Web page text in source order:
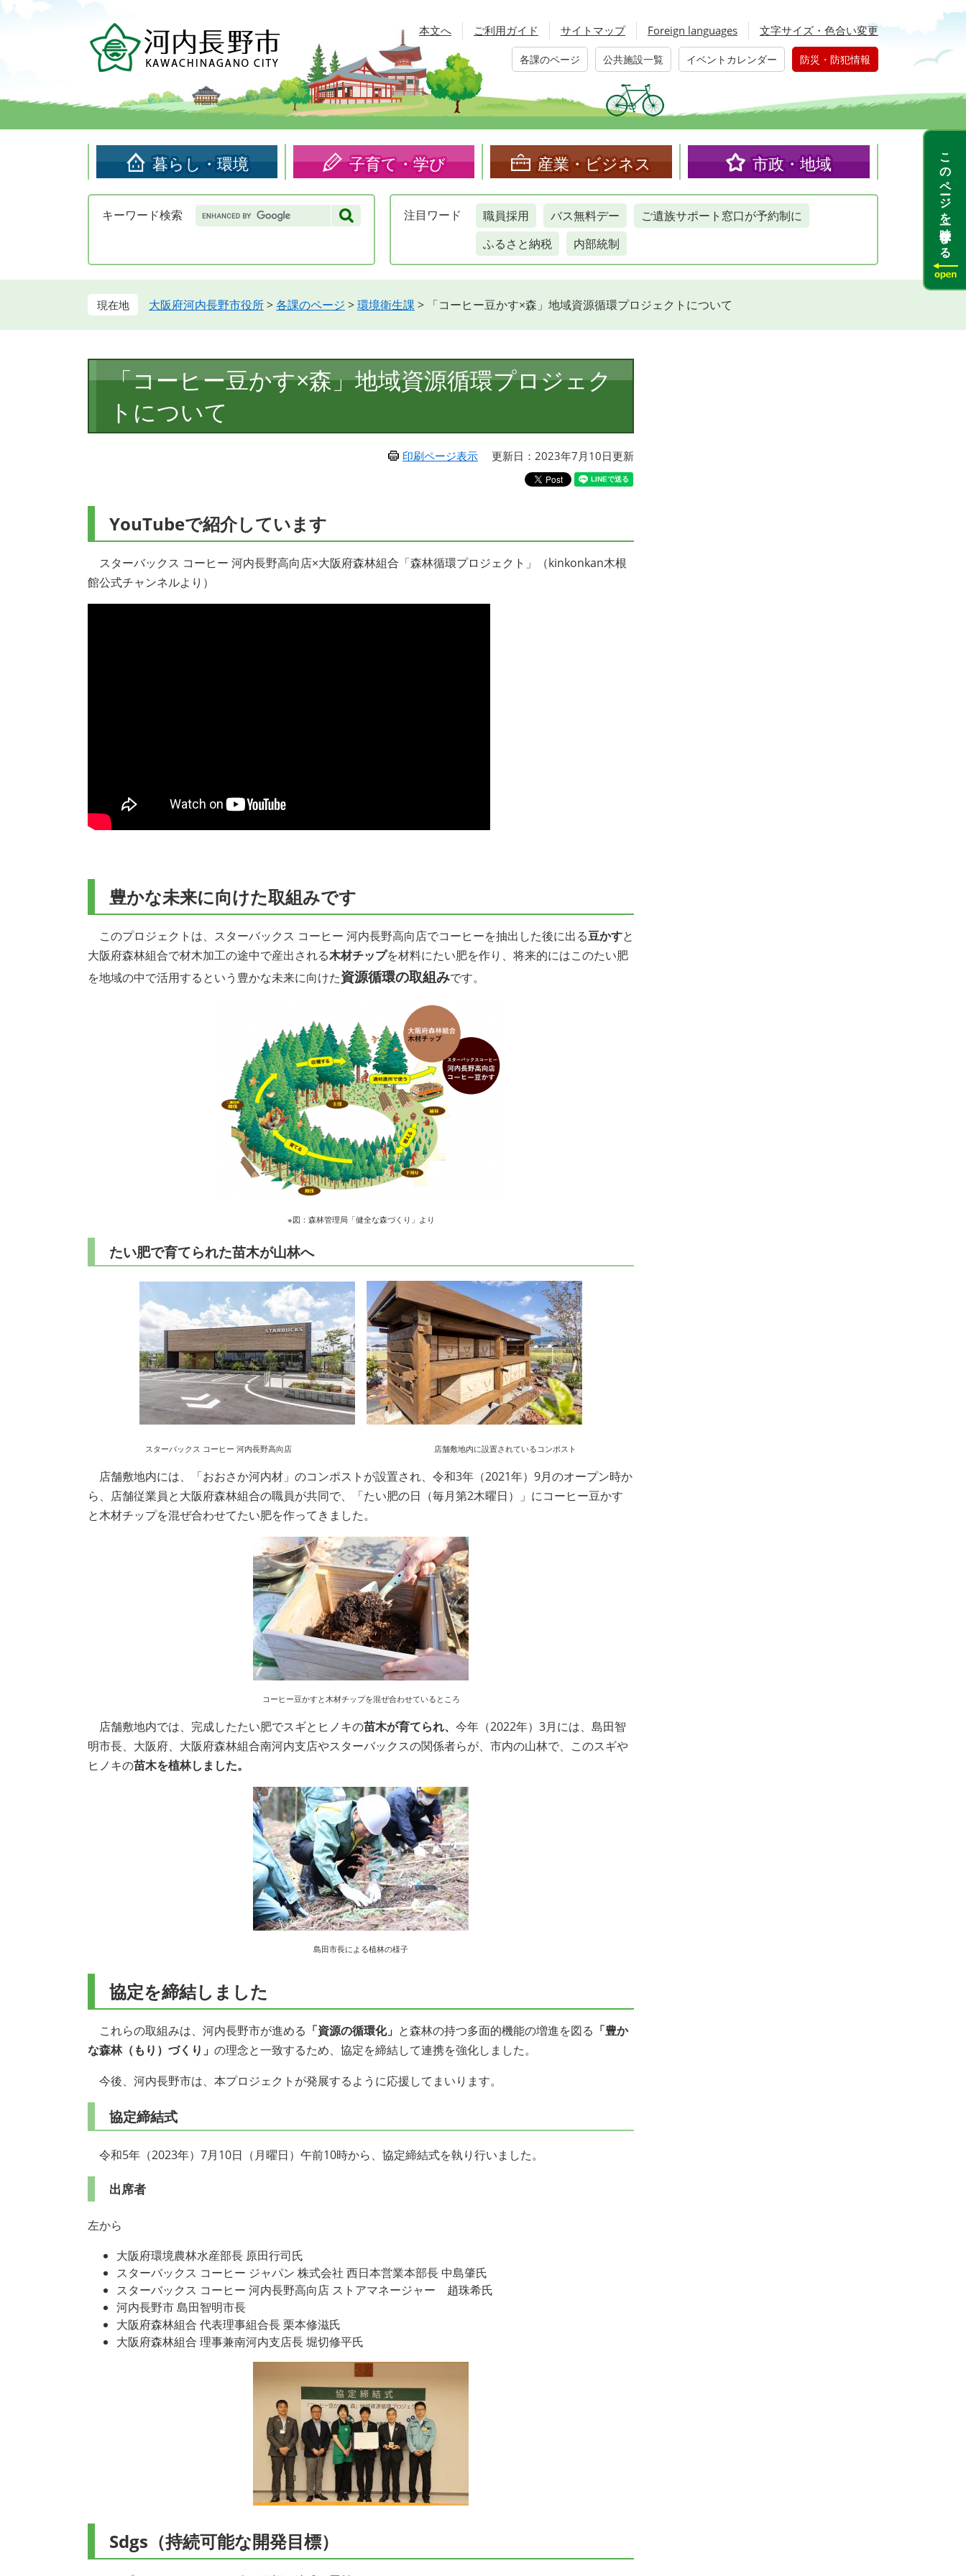
頭
す。
飛
し
本文へ ご利用ガイド サイトマップ Foreign languages 文字サイズ・色合い変更
各課のページ 公共施設一覧 イベントカレンダー 防災・防犯情報
暮らし・環境 子育て・学び 産業・ビジネス 市政・地域
キーワード検索 Google
カ
検
注目 ワード 職員採用 バス無料デー
ご遺族サポート窓口が予約制に
ふるさと納税
内部統制
大阪府河内長野市役所>各課のページ >環境衛生課 > 「コーヒー豆かす×森」地域資源循環プロジェクトについて
文
「コーヒー豆かす×森」地域資源循環プロジェク
トについて
印刷ページ表示 更新日：2023年7月10日更新
YouTubeで紹介しています
スターバックス コーヒー 河内長野高向店×大阪府森林組合「森林循環プロジェクト」（kinkonkan木根
館公式チャンネルより）
豊かな未来に向けた取組みです
このプロジェクトは、スターバックス コーヒー 河内長野高向店でコーヒーを抽出した後に出る豆かすと
大阪府森林組合で材木加工の途中で産出される木材チップを材料にたい肥を作り、将来的にはこのたい肥
を地域の中で活用するという豊かな未来に向けた資源循環の取組みです。
※図：森林管理局「健全な森づくり」より
たい肥で育てられた苗木が山林へ
スターバックス コーヒー 河内長野高向店 店舗敷地内に設置されているコンポスト
店舗敷地内には、「おおさか河内材」のコンポストが設置され、令和3年（2021年）9月のオープン時か
ら、店舗従業員と大阪府森林組合の職員が共同で、「たい肥の日（毎月第2木曜日）」にコーヒー豆かす
と木材チップを混ぜ合わせてたい肥を作ってきました。
コーヒー豆かすと木材チップを混ぜ合わせているところ
店舗敷地内では、完成したたい肥でスギとヒノキの苗木が育てられ、 今年（2022年）3月には、島田智
明市長、大阪府、大阪府森林組合南河内支店やスターバックスの関係者らが、市内の山林で、このスギや
ヒノキの苗木を植林しました。
島田市長による植林の様子
協定を締結しました
これらの取組みは、河内長野市が進める 「資源の循環化」 と森林の持つ多面的機能の増進を図る 「豊か
な森林（もり）づくり」 の理念と一致するため、協定を締結して連携を強化しました。
今後、河内長野市は、本プロジェクトが発展するように応援してまいります。
協定締結式
令和5年（2023年）7月10日（月曜日）午前10時から、協定締結式を執り行いました。
出席者
左から
大阪府環境農林水産部長 原田行司氏
スターバックス コーヒー ジャパン 株式会社 西日本営業本部長 中島肇氏
スターバックス コーヒー 河内長野高向店 ストアマネージャー 趙珠希氏
河内長野市 島田智明市長
大阪府森林組合 代表理事組合長 栗本修滋氏
大阪府森林組合 理事兼南河内支店長 堀切修平氏
Sdgs（持続可能な開発目標）
このページを一時保存する